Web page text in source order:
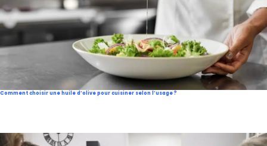
Comment choisir une huile d’olive pour cuisiner selon l’usage ?